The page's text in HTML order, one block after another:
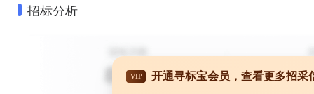
招标分析
VIP 开通寻标宝会员，查看更多招采